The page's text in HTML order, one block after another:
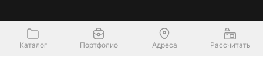
Каталог Портфолио Адреса Рассчитать